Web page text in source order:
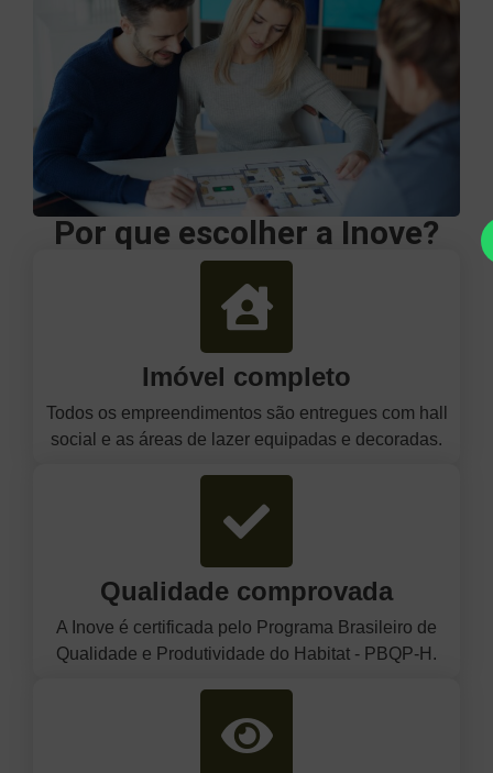
Por que escolher a Inove?
Imóvel completo
Todos os empreendimentos são entregues com hall
social e as áreas de lazer equipadas e decoradas.
Qualidade comprovada
A Inove é certificada pelo Programa Brasileiro de
Qualidade e Produtividade do Habitat - PBQP-H.